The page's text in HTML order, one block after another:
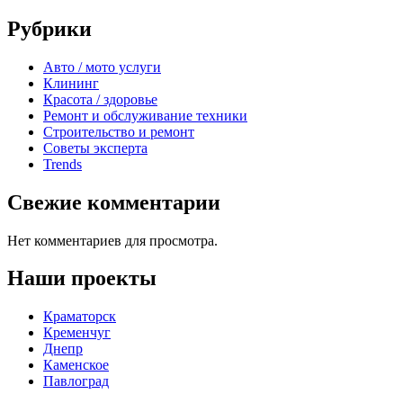
Рубрики
Авто / мото услуги
Клининг
Красота / здоровье
Ремонт и обслуживание техники
Строительство и ремонт
Советы эксперта
Trends
Свежие комментарии
Нет комментариев для просмотра.
Наши проекты
Краматорск
Кременчуг
Днепр
Каменское
Павлоград